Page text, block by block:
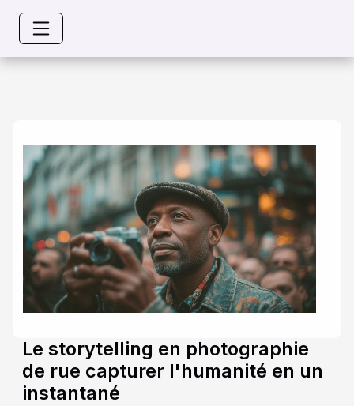
Le storytelling en photographie
de rue capturer l'humanité en un
instantané